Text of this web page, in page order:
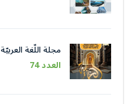
مجلة اللّغة العربيّة
العدد 74